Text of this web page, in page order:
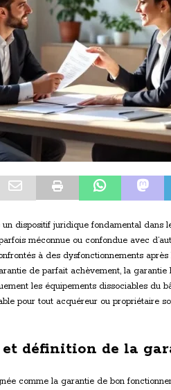
dispositif juridique fondamental dans
méconnue ou confondue avec
à des dysfonctionnements après
de parfait achèvement, la garantie
les équipements dissociables du
pour tout acquéreur ou propriétaire
définition de la
comme la garantie de bon